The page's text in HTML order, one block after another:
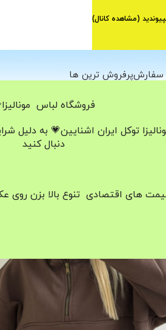
فروشگاه لباس
تو‌کل ایران اشنایین💗 به دلیل
دنبال کنید
های اقتصادی تنوع بالا بزن
سفارشپرفروش ترین ها
(مشاهده کانال)